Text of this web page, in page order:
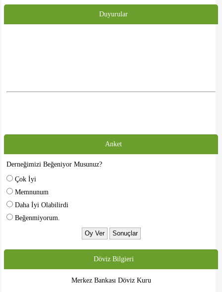
Duyurular
Anket
Derneğimizi Beğeniyor Musunuz?
Çok İyi
Memnunum
Daha İyi Olabilirdi
Beğenmiyorum.
Döviz Bilgieri
Merkez Bankası Döviz Kuru